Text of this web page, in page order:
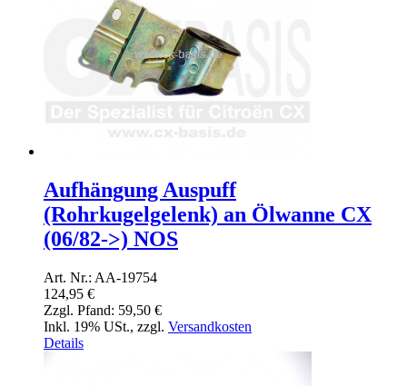
Aufhängung Auspuff
(Rohrkugelgelenk) an Ölwanne CX
(06/82->) NOS
Art. Nr.: AA-19754
124,95 €
Zzgl. Pfand: 59,50 €
Inkl. 19% USt., zzgl. Versandkosten
Details